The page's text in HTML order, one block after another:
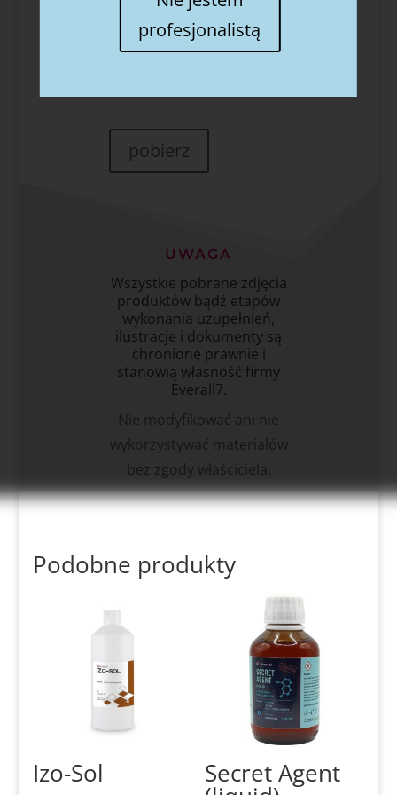
POLERSKA
pobierz
UWAGA
Wszystkie pobrane zdjęcia
produktów bądź etapów
wykonania uzupełnień,
ilustracje i dokumenty są
chronione prawnie i
stanowią własność firmy
Everall7.
Nie modyfikować ani nie
wykorzystywać materiałów
bez zgody właściciela.
Podobne produkty
Izo-Sol Secret Agent
profesjonalistą